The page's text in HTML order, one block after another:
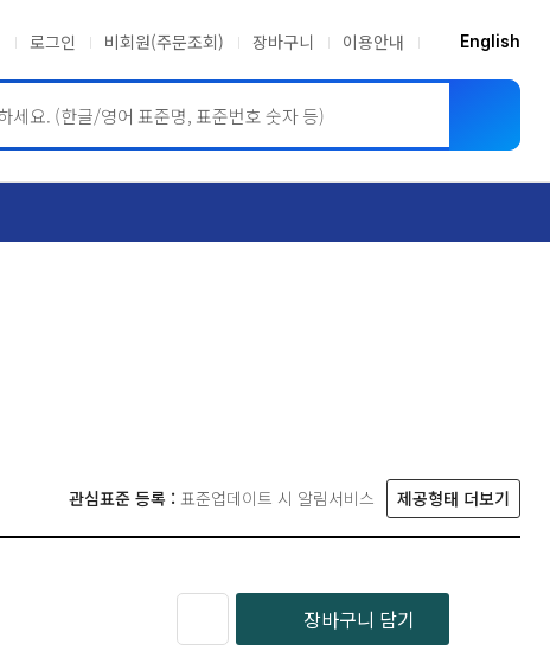
로그인 비회원(주문조회) 장바구니 이용안내 English
관심표준 등록 : 표준업데이트 시 알림서비스 제공형태 더보기
장바구니 담기